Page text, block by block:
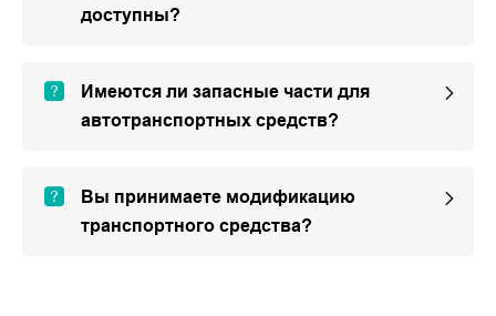
доступны?
Имеются ли запасные части для
автотранспортных средств?
Вы принимаете модификацию
транспортного средства?